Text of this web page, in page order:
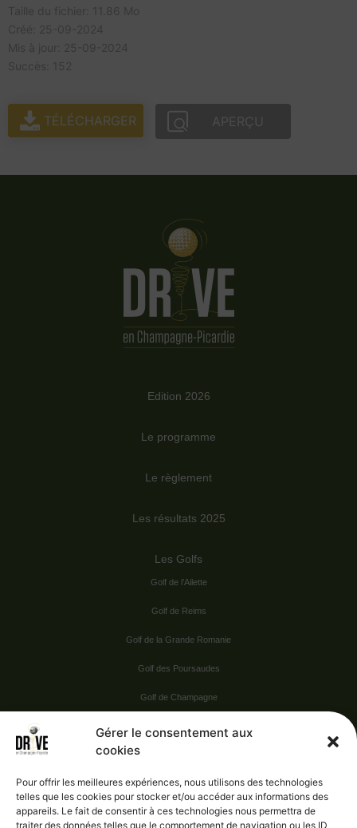
Gérer le consentement aux
cookies
Pour offrir les meilleures expériences, nous utilisons des technologies
telles que les cookies pour stocker et/ou accéder aux informations des
appareils. Le fait de consentir à ces technologies nous permettra de
traiter des données telles que le comportement de navigation ou les ID
TÉLÉCHARGER APERÇU
Edition 2026
Le programme
Le règlement
Les résultats 2025
Les Golfs
Golf de l’Ailette
Golf de Reims
Golf de la Grande Romanie
Golf des Poursaudes
Golf de Champagne
Vie pratique